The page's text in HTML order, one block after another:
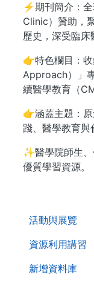
活動與展覽
資源利用講習
新增資料庫
⚡期刊簡介：
Clinic）贊助，
歷史，深受臨床
👉特色欄目：
Approach）」
續醫學教育（
👉涵蓋主題：
踐、醫學教育與
✨醫學院師生
優質學習資源。